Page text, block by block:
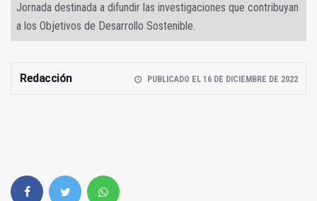
Jornada destinada a difundir las investigaciones que contribuyan
a los Objetivos de Desarrollo Sostenible.
Redacción PUBLICADO EL 16 DE DICIEMBRE DE 2022